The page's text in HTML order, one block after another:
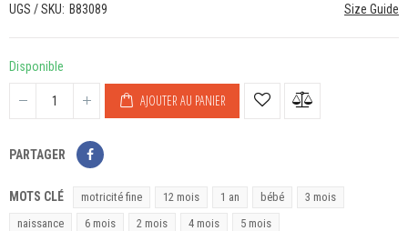
Size Guide
UGS / SKU B83089
Disponible
AJOUTER AU PANIER
PARTAGER
MOTS CLÉ motricité fine 12 mois 1 an bébé
3 mois
naissance
6 mois 2 mois 4 mois 5 mois